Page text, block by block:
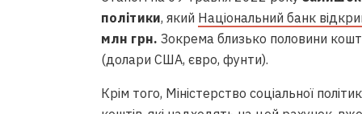
політики, який Національний банк
млн грн. Зокрема близько половини
(долари США, євро, фунти).
Крім того, Міністерство соціальної